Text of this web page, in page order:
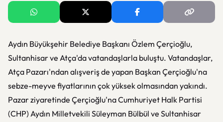
Aydın Büyükşehir Belediye Başkanı Özlem Çerçioğlu,
Sultanhisar ve Atça'da vatandaşlarla buluştu. Vatandaşlar,
Atça Pazarı'ndan alışveriş de yapan Başkan Çerçioğlu'na
sebze-meyve fiyatlarının çok yüksek olmasından yakındı.
Pazar ziyaretinde Çerçioğlu'na Cumhuriyet Halk Partisi
(CHP) Aydın Milletvekili Süleyman Bülbül ve Sultanhisar